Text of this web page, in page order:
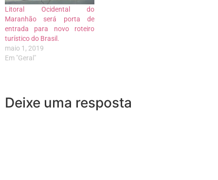
Litoral Ocidental do
Maranhão será porta de
entrada para novo roteiro
turístico do Brasil.
maio 1, 2019
Em "Geral"
Deixe uma resposta